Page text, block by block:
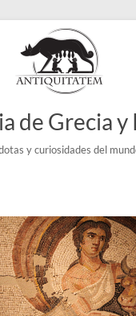
de Grecia y
y curiosidades del